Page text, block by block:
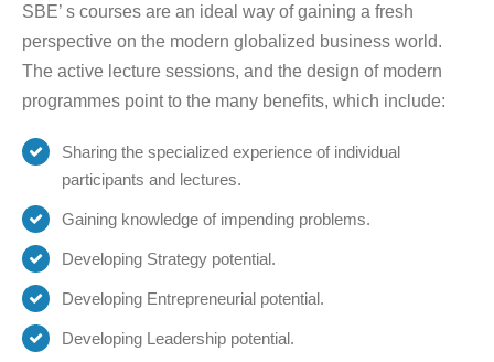
SBE’ s courses are an ideal way of gaining a fresh
perspective on the modern globalized business world.
The active lecture sessions, and the design of modern
programmes point to the many benefits, which include:
Sharing the specialized experience of individual
participants and lectures.
Gaining knowledge of impending problems.
Developing Strategy potential.
Developing Entrepreneurial potential.
Developing Leadership potential.